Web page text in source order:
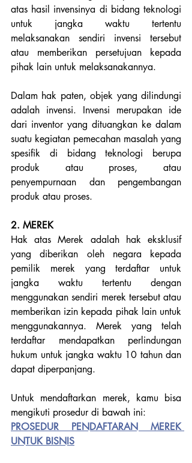
atas hasil invensinya di bidang teknologi
untuk jangka waktu tertentu
melaksanakan sendiri invensi tersebut
atau memberikan persetujuan kepada
pihak lain untuk melaksanakannya.
Dalam hak paten, objek yang dilindungi
adalah invensi. Invensi merupakan ide
dari inventor yang dituangkan ke dalam
suatu kegiatan pemecahan masalah yang
spesifik di bidang teknologi berupa
produk atau proses, atau
penyempurnaan dan pengembangan
produk atau proses.
2. MEREK
Hak atas Merek adalah hak eksklusif
yang diberikan oleh negara kepada
pemilik merek yang terdaftar untuk
jangka waktu tertentu dengan
menggunakan sendiri merek tersebut atau
memberikan izin kepada pihak lain untuk
menggunakannya. Merek yang telah
terdaftar mendapatkan perlindungan
hukum untuk jangka waktu 10 tahun dan
dapat diperpanjang.
Untuk mendaftarkan merek, kamu bisa
mengikuti prosedur di bawah ini:
PROSEDUR PENDAFTARAN MEREK
UNTUK BISNIS